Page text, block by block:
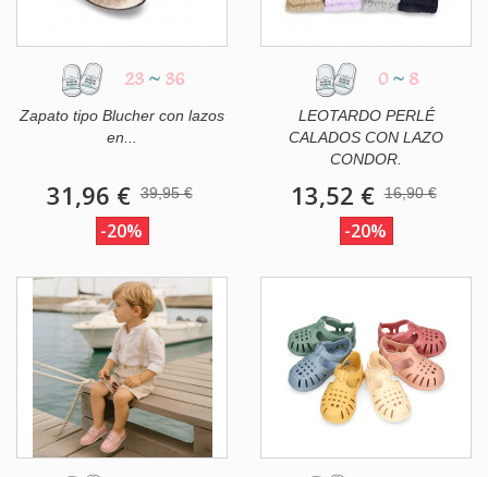
23 ~ 36
Zapato tipo Blucher con lazos
en...
31,96 € 39,95 €
-20%
0 ~ 8
LEOTARDO PERLÉ
CALADOS CON LAZO
CONDOR.
13,52 € 16,90 €
-20%